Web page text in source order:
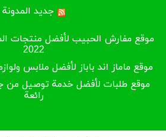
جديد المدونة
الحبيب لأفضل منتجات المفروشات
اند باباز لأفضل ملابس ولوازم الأطفال
لأفضل خدمة توصيل من جميع